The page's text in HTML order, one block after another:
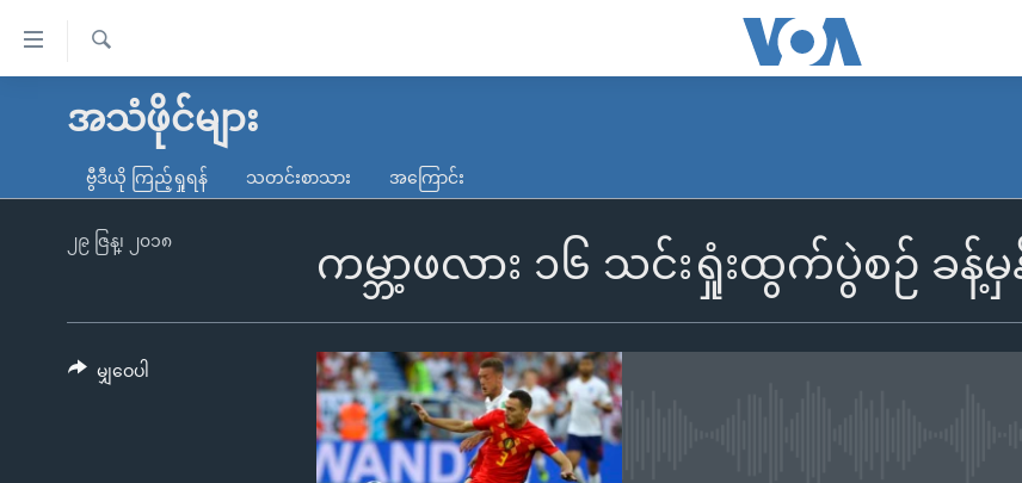
လွယ်ကူ
သည့်
မူလစာမျက်နှာ
ကမ္ဘာ့သတင်းများ
နိုင်ငံတကာ
တရုတ်
အစ္စရေး-ပါလက်စတိုင်း
ရပ်ဝန်းတခု လမ်းတခု အလွန်
အင်္ဂလိပ်စာလေ့လာမယ်
ရ
အသံဖိုင်များ
ဗွီဒီယို ကြည့်ရှုရန် သတင်းစာသား အကြောင်း
ကမ္ဘာ့ဖလား ၁၆ သင်းရှုံးထွက်ပွဲစဉ် ခန့်မှ
၂၉ ဇြန္၊ ၂၀၁၈
မျှဝေပါ